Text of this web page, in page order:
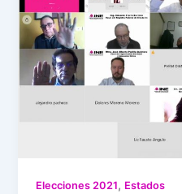
Elecciones 2021, Estados